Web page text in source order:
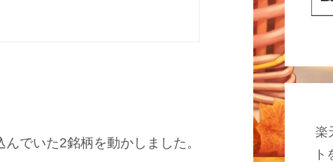
でいた2銘柄を動かしました。
楽